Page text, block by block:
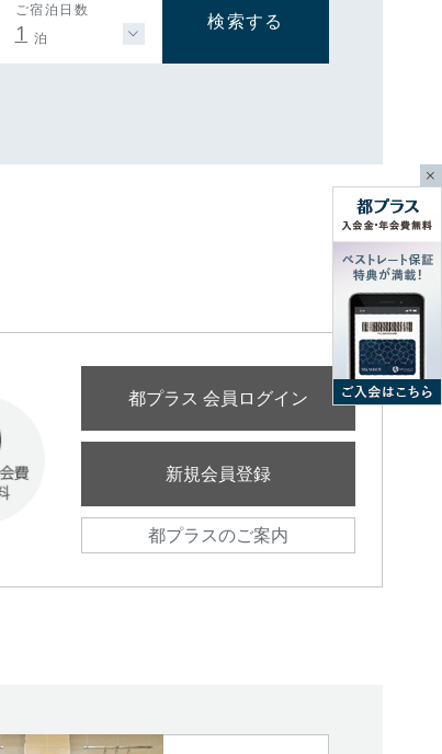
ご宿泊日数
1 泊
検索する
都プラス 会員ログイン
新規会員登録
都プラスのご案内